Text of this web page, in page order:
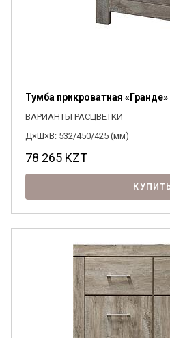
Тумба прикроватная
ВАРИАНТЫ РАСЦВЕТКИ
Д×Ш×В: 532/450/425 (мм)
78 265 KZT